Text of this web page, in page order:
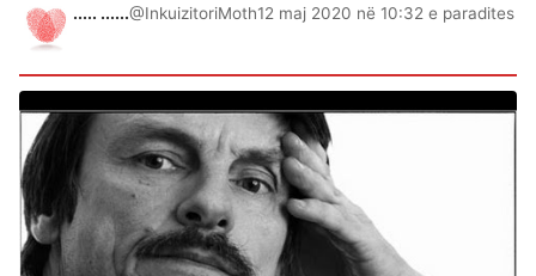
..... ......@InkuizitoriMoth12 maj 2020 në 10:32 e paradites